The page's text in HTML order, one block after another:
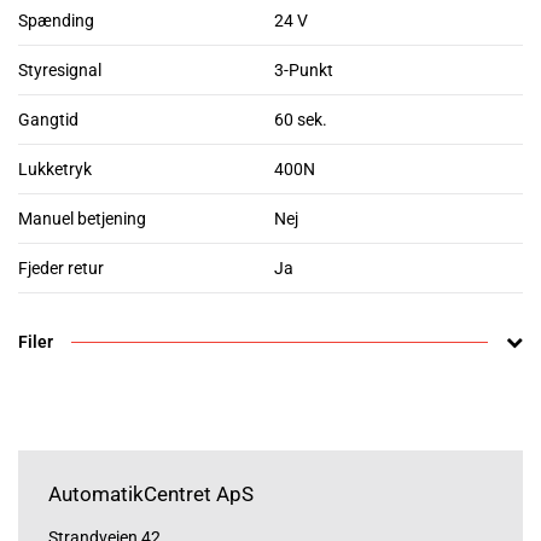
Spænding 24 V
Styresignal 3-Punkt
Gangtid 60 sek.
Lukketryk 400N
Manuel betjening Nej
Fjeder retur Ja
Filer
AutomatikCentret ApS